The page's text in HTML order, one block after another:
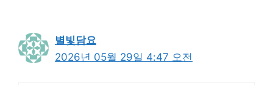
별빛담요
2026년 05월 29일 4:47 오전